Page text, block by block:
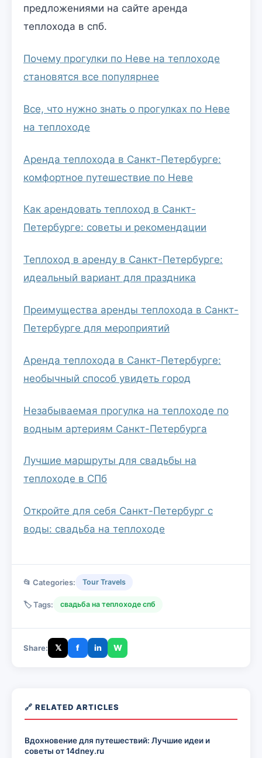
предложениями на сайте аренда
теплохода в спб.
Почему прогулки по Неве на теплоходе
становятся все популярнее
Все, что нужно знать о прогулках по Неве
на теплоходе
Аренда теплохода в Санкт-Петербурге:
комфортное путешествие по Неве
Как арендовать теплоход в Санкт-
Петербурге: советы и рекомендации
Теплоход в аренду в Санкт-Петербурге:
идеальный вариант для праздника
Преимущества аренды теплохода в Санкт-
Петербурге для мероприятий
Аренда теплохода в Санкт-Петербурге:
необычный способ увидеть город
Незабываемая прогулка на теплоходе по
водным артериям Санкт-Петербурга
Лучшие маршруты для свадьбы на
теплоходе в СПб
Откройте для себя Санкт-Петербург с
воды: свадьба на теплоходе
📂 Categories: Tour Travels
🏷️ Tags: свадьба на теплоходе спб
Share: 𝕏 f in W
🔗 RELATED ARTICLES
Вдохновение для путешествий: Лучшие идеи и
советы от 14dney.ru